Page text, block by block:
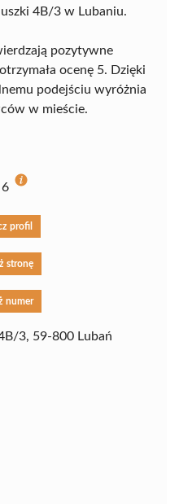
4B/3 w Lubaniu.
pozytywne
ocenę 5. Dzięki
podejściu wyróżnia
w mieście.
6
profil
stronę
numer
3, 59-800 Lubań